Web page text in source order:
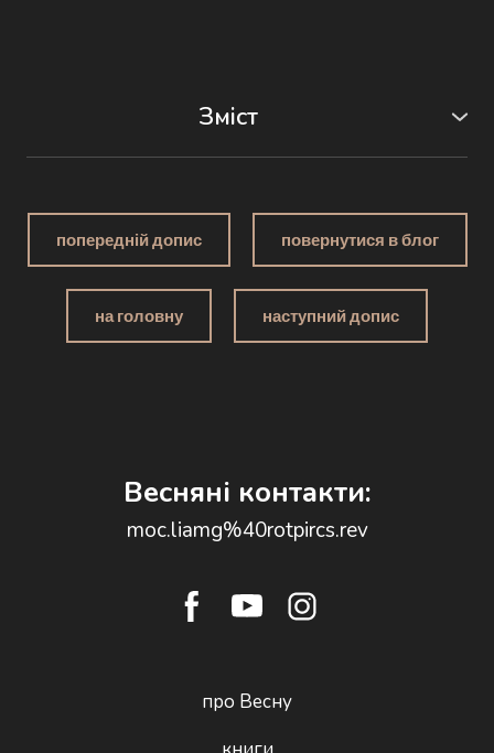
Зміст
Частина четверта. Моховик
Частина п'ята. Шлях у болотах
попередній допис повернутися в блог
на головну наступний допис
Весняні контакти:
moc.liamg%40rotpircs.rev
про Весну